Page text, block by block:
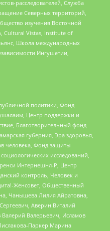
расследователей, Служба
Северных территорий,
изучения Восточной
Cultural Vistas, Institute of
Школа международных
Ингушетии,
политики, Фонд
Центр поддержки и
Благотворительный фонд
губерния, Эра здоровья,
человека, Фонд защиты
исследований,
Интернешнл-Р, Центр
контроль, Человек и
Женсовет, Общественный
Чанышева Лилия Айратовна,
Аверин Виталий
Валерьевич, Исламов
Паркер Марина